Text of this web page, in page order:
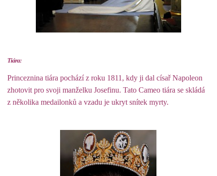
Tiára:
Princeznina tiára pochází z roku 1811, kdy ji dal císař Napoleon
zhotovit pro svoji manželku Josefinu. Tato Cameo tiára se skládá
z několika medailonků a vzadu je ukryt snítek myrty.